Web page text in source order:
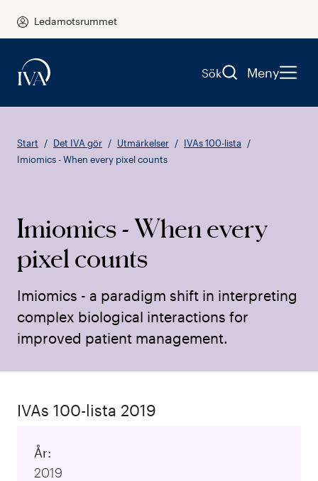
Ledamotsrummet
Sök Meny
Start Det IVA gör Utmärkelser
IVAs 100-lista
Imiomics - When every pixel counts
Imiomics - When every
pixel counts
Imiomics - a paradigm shift in interpreting
complex biological interactions for
improved patient management.
IVAs 100-lista 2019
År:
2019